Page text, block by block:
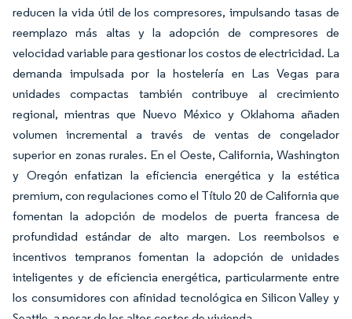
reducen la vida útil de los compresores, impulsando tasas de
reemplazo más altas y la adopción de compresores de
velocidad variable para gestionar los costos de electricidad. La
demanda impulsada por la hostelería en Las Vegas para
unidades compactas también contribuye al crecimiento
regional, mientras que Nuevo México y Oklahoma añaden
volumen incremental a través de ventas de congelador
superior en zonas rurales. En el Oeste, California, Washington
y Oregón enfatizan la eficiencia energética y la estética
premium, con regulaciones como el Título 20 de California que
fomentan la adopción de modelos de puerta francesa de
profundidad estándar de alto margen. Los reembolsos e
incentivos tempranos fomentan la adopción de unidades
inteligentes y de eficiencia energética, particularmente entre
los consumidores con afinidad tecnológica en Silicon Valley y